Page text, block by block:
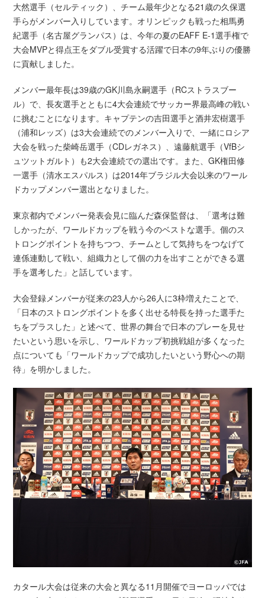
大然選手（セルティック）、チーム最年少となる21歳の久保選
手らがメンバー入りしています。オリンピックも戦った相馬勇
紀選手（名古屋グランパス）は、今年の夏のEAFF E-1選手権で
大会MVPと得点王をダブル受賞する活躍で日本の9年ぶりの優勝
に貢献しました。
メンバー最年長は39歳のGK川島永嗣選手（RCストラスブー
ル）で、長友選手とともに4大会連続でサッカー界最高峰の戦い
に挑むことになります。キャプテンの吉田選手と酒井宏樹選手
（浦和レッズ）は3大会連続でのメンバー入りで、一緒にロシア
大会を戦った柴崎岳選手（CDレガネス）、遠藤航選手（VfBシ
ュツットガルト）も2大会連続での選出です。また、GK権田修
一選手（清水エスパルス）は2014年ブラジル大会以来のワール
ドカップメンバー選出となりました。
東京都内でメンバー発表会見に臨んだ森保監督は、「選考は難
しかったが、ワールドカップを戦う今のベストな選手。個のス
トロングポイントを持ちつつ、チームとして気持ちをつなげて
連係連動して戦い、組織力として個の力を出すことができる選
手を選考した」と話しています。
大会登録メンバーが従来の23人から26人に3枠増えたことで、
「日本のストロングポイントを多く出せる特長を持った選手た
ちをプラスした」と述べて、世界の舞台で日本のプレーを見せ
たいという思いを示し、ワールドカップ初挑戦組が多くなった
点についても「ワールドカップで成功したいという野心への期
待」を明かしました。
カタール大会は従来の大会と異なる11月開催でヨーロッパでは